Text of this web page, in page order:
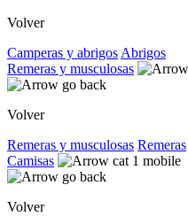
Volver
Camperas y abrigos Abrigos
Remeras y musculosas
Volver
Remeras y musculosas Remeras
Camisas
Volver